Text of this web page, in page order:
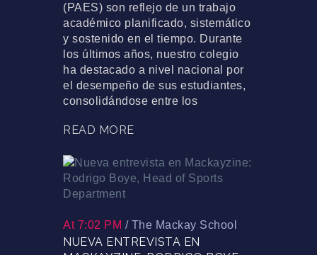
(PAES) son reflejo de un trabajo
académico planificado, sistemático
y sostenido en el tiempo. Durante
los últimos años, nuestro colegio
ha destacado a nivel nacional por
el desempeño de sus estudiantes,
consolidándose entre los
READ MORE
At 7:02 PM / The Mackay School
NUEVA ENTREVISTA EN